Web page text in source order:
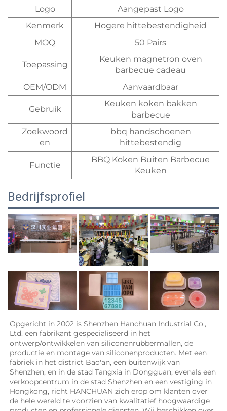
Logo
Aangepast Logo
Kenmerk
Hogere hittebestendigheid
MOQ
50 Pairs
Toepassing
Keuken magnetron oven
barbecue cadeau
OEM/ODM
Aanvaardbaar
Gebruik
Keuken koken bakken
barbecue
Zoekwoord
en
bbq handschoenen
hittebestendig
Functie
BBQ Koken Buiten Barbecue
Keuken
Bedrijfsprofiel
Opgericht in 2002 is Shenzhen Hanchuan Industrial Co.,
Ltd. een fabrikant gespecialiseerd in het
ontwerp/ontwikkelen van siliconenrubbermallen, de
productie en montage van siliconenproducten. Met een
fabriek in het district Bao'an, een buitenwijk van
Shenzhen, en in de stad Tangxia in Dongguan, evenals een
verkoopcentrum in de stad Shenzhen en een vestiging in
Hongkong, richt HANCHUAN zich erop om klanten over
de hele wereld te voorzien van kwalitatief hoogwaardige